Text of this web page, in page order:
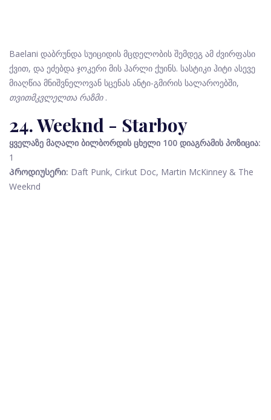
Baelani დაბრუნდა სუიციდის მცდელობის შემდეგ ამ ძვირფასი
ქვით, და ეძებდა ჯოკერი მის ჰარლი ქუინს. სასტიკი ჰიტი ასევე
მიაღწია მნიშვნელოვან სცენას ანტი-გმირის სალაროებში,
თვითმკვლელთა რაზმი.
24. Weeknd - Starboy
ყველაზე მაღალი ბილბორდის ცხელი 100 დიაგრამის პოზიცია:
1
Პროდიუსერი: Daft Punk, Cirkut Doc, Martin McKinney & The
Weeknd